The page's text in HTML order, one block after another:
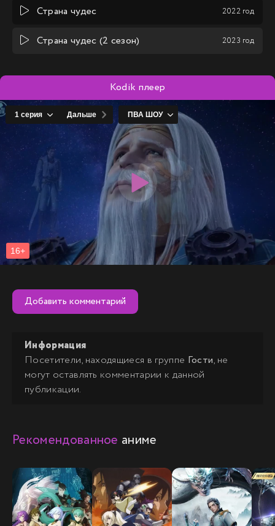
Страна чудес 2022 год
Страна чудес (2 сезон) 2023 год
Kodik плеер
Добавить комментарий
Информация
Посетители, находящиеся в группе Гости, не
могут оставлять комментарии к данной
публикации.
Рекомендованное аниме